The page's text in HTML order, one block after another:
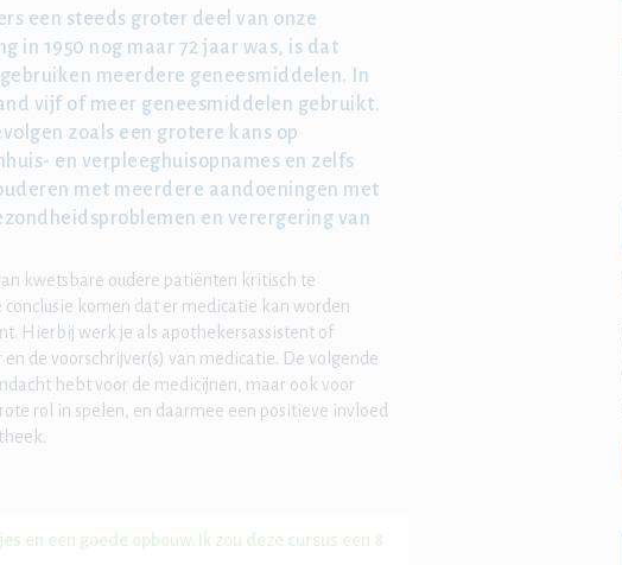
een steeds groter deel van onze
in 1950 nog maar 72 jaar was, is dat
meerdere geneesmiddelen. In
vijf of meer geneesmiddelen gebruikt.
zoals een grotere kans op
en verpleeghuisopnames en zelfs
met meerdere aandoeningen met
en verergering van
kwetsbare oudere patiënten kritisch te
komen dat er medicatie kan worden
Hierbij werk je als apothekersassistent of
de voorschrijver(s) van medicatie. De volgende
hebt voor de medicijnen, maar ook voor
rol in spelen, en daarmee een positieve invloed
en een goede opbouw. Ik zou deze cursus een 8